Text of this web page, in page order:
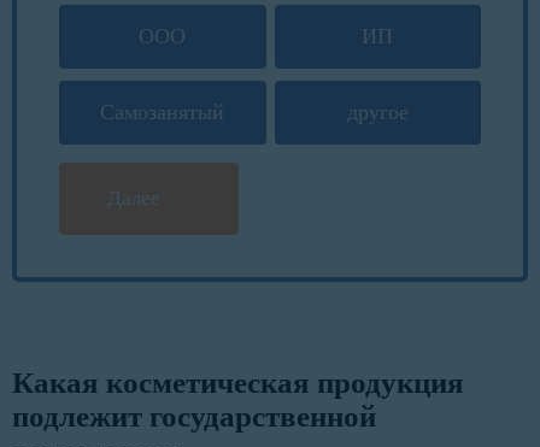
ООО ИП
Самозанятый другое
Далее
Какая косметическая продукция
подлежит государственной